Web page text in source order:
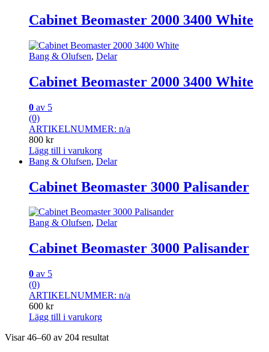
Cabinet Beomaster 2000 3400 White
Bang & Olufsen, Delar
Cabinet Beomaster 2000 3400 White
0 av 5
(0)
ARTIKELNUMMER: n/a
800 kr
Lägg till i varukorg
Bang & Olufsen, Delar
Cabinet Beomaster 3000 Palisander
Bang & Olufsen, Delar
Cabinet Beomaster 3000 Palisander
0 av 5
(0)
ARTIKELNUMMER: n/a
600 kr
Lägg till i varukorg
Visar 46–60 av 204 resultat